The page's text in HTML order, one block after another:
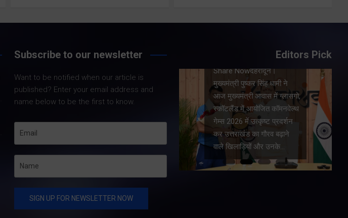
Subscribe to our newsletter
Want to be notified when our article is
published? Enter your email address and
name below to be the first to know.
Editors Pick
Share Nowदेहरादून। मुख्य
सचिव आनन्द बर्द्धन ने शुक्रवार
को सचिवालय में प्रदेश के मेगा
प्रोजेक्ट्स की समीक्षा की। मुख्य
प्रोजेक्ट्स का निर्माण कार्य…
Share Nowदेहरादून।
मुख्यमंत्री पुष्कर सिंह धामी ने
आज मुख्यमंत्री आवास में ग्लासगो,
स्कॉटलैंड में आयोजित कॉमनवेल्थ
गेम्स 2026 में उत्कृष्ट प्रदर्शन
कर उत्तराखंड का गौरव बढ़ाने
वाले खिलाड़ियों और उनके…